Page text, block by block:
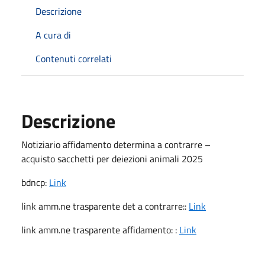
Descrizione
A cura di
Contenuti correlati
Descrizione
Notiziario affidamento determina a contrarre –
acquisto sacchetti per deiezioni animali 2025
bdncp: Link
link amm.ne trasparente det a contrarre:: Link
link amm.ne trasparente affidamento: : Link